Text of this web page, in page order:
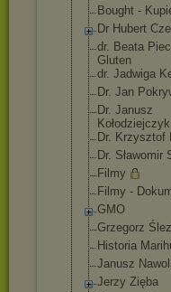
Bought -
Dr Hubert
dr. Beata
Gluten
dr. Jadwiga
Dr. Jan
Dr. Janusz
Kołodziejczyk
Dr. Krzysztof
Dr. Sławomir
Filmy
Filmy -
GMO
Grzegorz
Historia
Janusz
Jerzy Zięba